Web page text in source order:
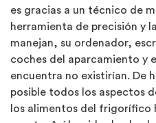
es gracias a un técnico de
herramienta de precisión y
manejan, su ordenador,
coches del aparcamiento y
encuentra no existirían. De
posible todos los aspectos
los alimentos del frigorífico